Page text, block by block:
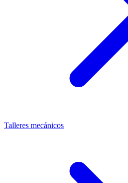
Talleres mecánicos